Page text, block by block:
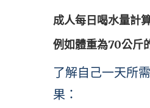
成人每日喝水量計
例如體重為70公斤
了解自己一天所
果：